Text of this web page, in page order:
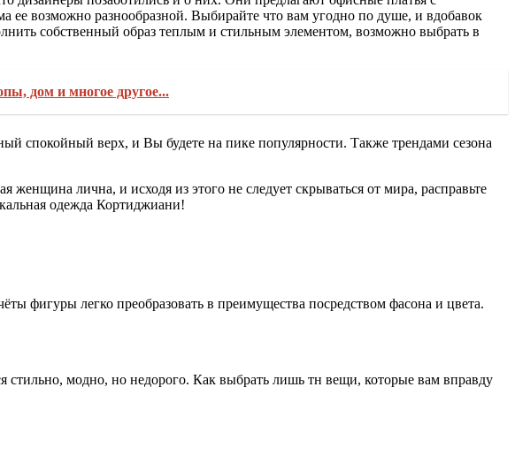
ее возможно разнообразной. Выбирайте что вам угодно по душе, и вдобавок
собственный образ теплым и стильным элементом, возможно выбрать в
дом и многое другое...
спокойный верх, и Вы будете на пике популярности. Также трендами сезона
лична, и исходя из этого не следует скрываться от мира, расправьте
одежда Кортиджиани!
фигуры легко преобразовать в преимущества посредством фасона и цвета.
модно, но недорого. Как выбрать лишь тн вещи, которые вам вправду